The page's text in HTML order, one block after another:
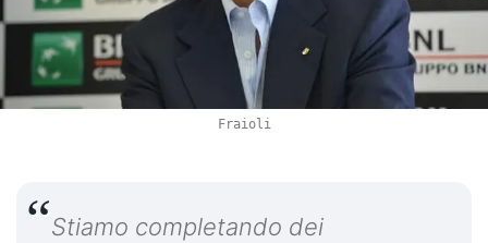
Fraioli
Stiamo completando dei